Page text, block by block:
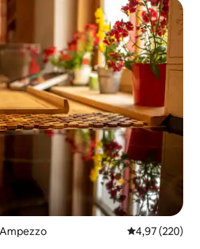
4,97 ud af 5 i
4,97 (220)